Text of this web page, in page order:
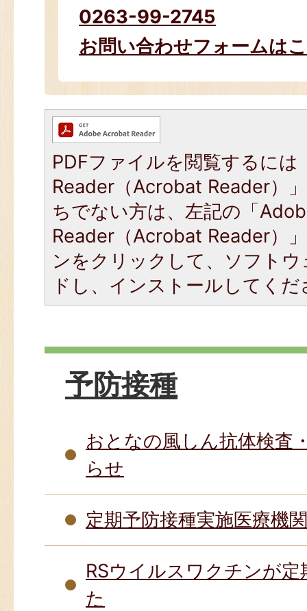
0263-99-2745
お問い合わせフォームは
PDFファイルを閲覧するには
Reader（Acrobat Reader）
ちでない方は、左記の「
Reader（Acrobat Reader）
ンをクリックして、ソフト
ドし、インストールしてくだ
予防接種
おとなの風しん抗体検査
らせ
定期予防接種実施医療機
RSウイルスワクチンが
た